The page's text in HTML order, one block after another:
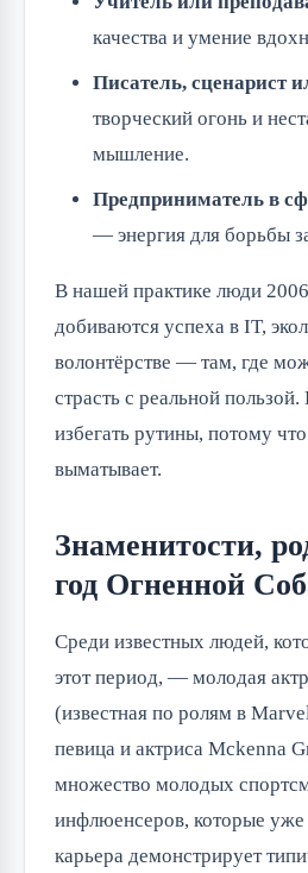
качества и умение
Писатель, сценарист
творческий огонь и
мышление.
Предприниматель в
— энергия для борьбы
В нашей практике люди
добиваются успеха в IT,
волонтёрстве — там, где
страсть с реальной
избегать рутины, потому
выматывает.
Знаменитости,
год Огненной
Среди известных людей,
этот период, — молодая
(известная по ролям в
певица и актриса Mckenna
множество молодых
инфлюенсеров, которые
карьера демонстрирует